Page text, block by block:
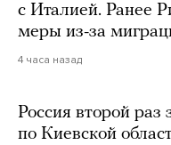
с Италией. Ранее
меры из-за
4 часа назад
Россия второй раз
по Киевской